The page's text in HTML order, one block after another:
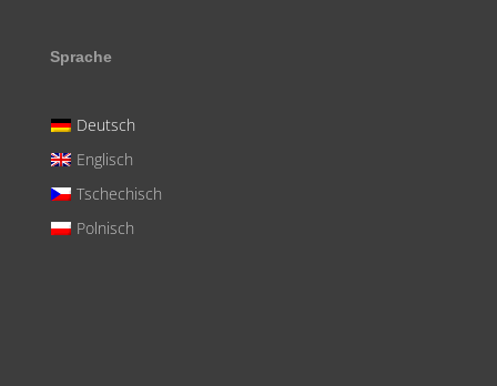
Sprache
Deutsch
Englisch
Tschechisch
Polnisch